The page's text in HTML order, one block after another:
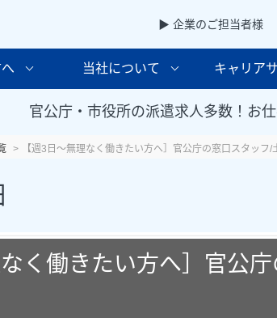
▶ 企業のご担当者様
当社について キャリア
官公庁・市役所の派遣求人多数！お
【週3日～無理なく働きたい方へ］官公庁の窓口スタッフ/
なく働きたい方へ］官公